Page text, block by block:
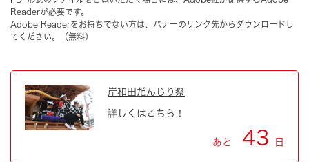
Readerが必要です。
Adobe Readerをお持ちでない方は、バナーのリンク先からダウンロードし
てください。（無料）
岸和田だんじり祭
詳しくはこちら！
あと 43 日